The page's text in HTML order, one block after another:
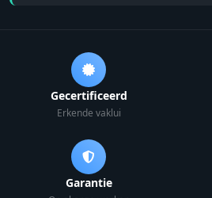
Gecertificeerd
Erkende vaklui
Garantie